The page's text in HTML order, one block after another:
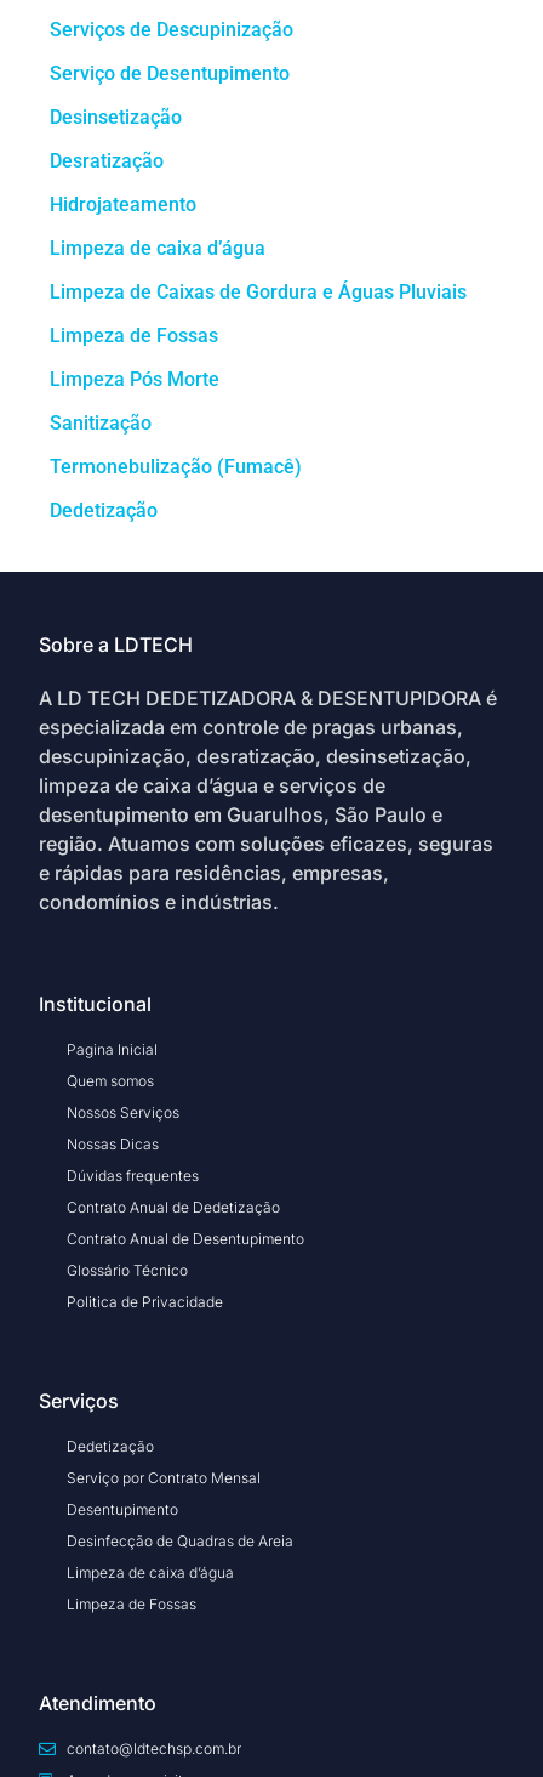
Serviços de Descupinização
Serviço de Desentupimento
Desinsetização
Desratização
Hidrojateamento
Limpeza de caixa d’água
Limpeza de Caixas de Gordura e Águas Pluviais
Limpeza de Fossas
Limpeza Pós Morte
Sanitização
Termonebulização (Fumacê)
Dedetização
Sobre a LDTECH
A LD TECH DEDETIZADORA & DESENTUPIDORA é
especializada em controle de pragas urbanas,
descupinização, desratização, desinsetização,
limpeza de caixa d’água e serviços de
desentupimento em Guarulhos, São Paulo e
região. Atuamos com soluções eficazes, seguras
e rápidas para residências, empresas,
condomínios e indústrias.
Institucional
Pagina Inicial
Quem somos
Nossos Serviços
Nossas Dicas
Dúvidas frequentes
Contrato Anual de Dedetização
Contrato Anual de Desentupimento
Glossário Técnico
Politica de Privacidade
Serviços
Dedetização
Serviço por Contrato Mensal
Desentupimento
Desinfecção de Quadras de Areia
Limpeza de caixa d’água
Limpeza de Fossas
Atendimento
contato@ldtechsp.com.br